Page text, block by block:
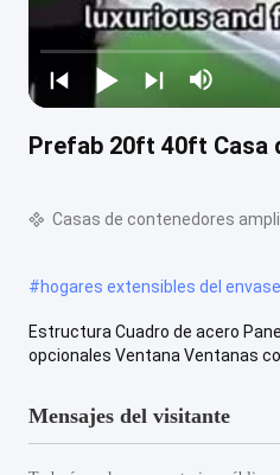
Prefab 20ft 40ft Casa
Casas de contenedores
#hogares extensibles del envase
Estructura Cuadro de acero
opcionales Ventana Ventanas
Mensajes del visitante